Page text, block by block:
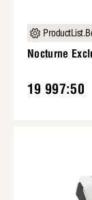
Nocturne
19 997:50